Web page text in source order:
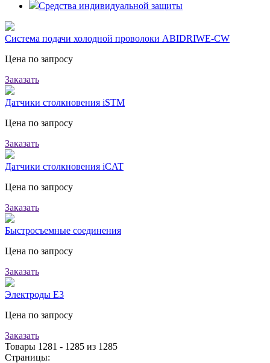
Средства индивидуальной защиты
Система подачи холодной проволоки ABIDRIWE-CW
Цена по запросу
Заказать
Датчики столкновения iSTM
Цена по запросу
Заказать
Датчики столкновения iCAT
Цена по запросу
Заказать
Быстросъемные соединения
Цена по запросу
Заказать
Электроды E3
Цена по запросу
Заказать
Товары 1281 - 1285 из 1285
Страницы: